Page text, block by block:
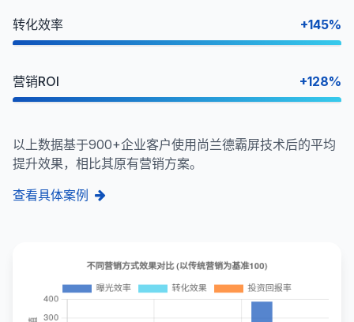
转化效率 +145%
营销ROI +128%
以上数据基于900+企业客户使用尚兰德霸屏技术后的平均
提升效果，相比其原有营销方案。
查看具体案例